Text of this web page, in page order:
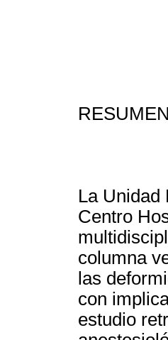
RESUMEN
La Unidad
Centro
columna
las
con
estudio